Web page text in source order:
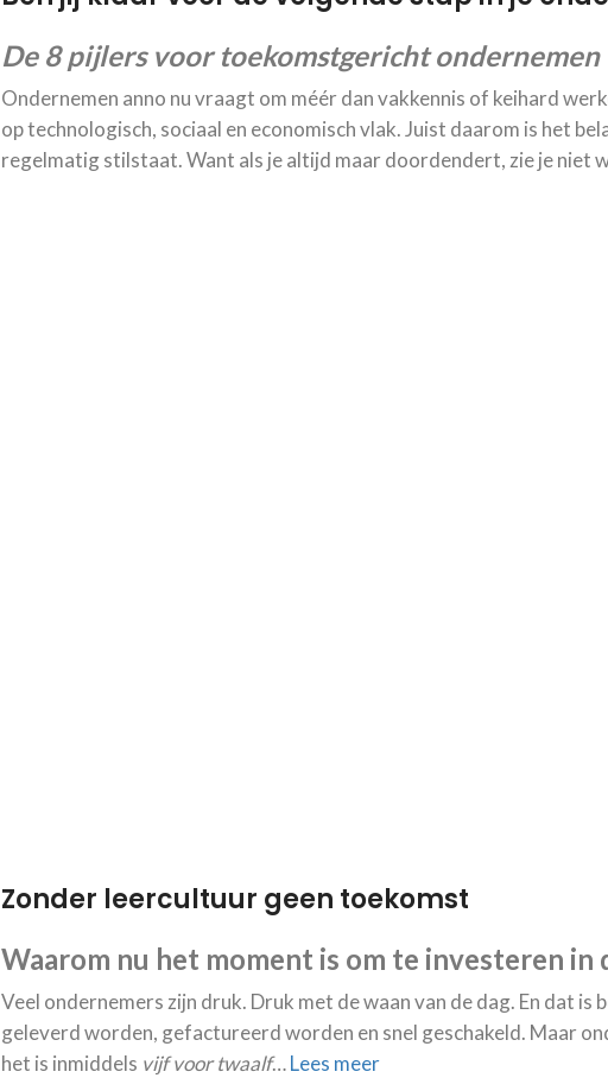
De 8 pijlers voor toekomstgericht ondernemen
Ondernemen anno nu vraagt om méér dan vakkennis of keihard
op technologisch, sociaal en economisch vlak. Juist daarom is het
regelmatig stilstaat. Want als je altijd maar doordendert, zie je niet
Zonder leercultuur geen toekomst
Waarom nu het moment is om te investeren in
Veel ondernemers zijn druk. Druk met de waan van de dag. En dat
geleverd worden, gefactureerd worden en snel geschakeld. Maar
het is inmiddels vijf voor twaalf…Lees meer